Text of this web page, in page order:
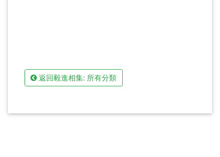
返回毅進相集: 所有分類